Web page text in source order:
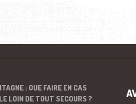
: QUE FAIRE EN CAS
LOIN DE TOUT SECOURS ?